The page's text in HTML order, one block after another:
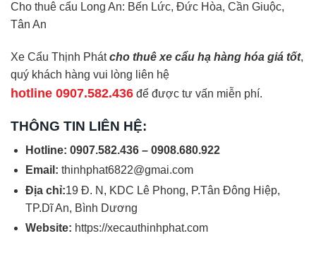
Cho thuê cẩu Long An: Bến Lức, Đức Hòa, Cần Giuộc,
Tân An
Xe Cẩu Thịnh Phátcho thuê xe cẩu hạ hàng hóa giá tốt,
quý khách hàng vui lòng liên hệ
hotline 0907.582.436 để được tư vấn miễn phí.
THÔNG TIN LIÊN HỆ:
Hotline: 0907.582.436 – 0908.680.922
Email: thinhphat6822@gmai.com
Địa chỉ:19 Đ. N, KDC Lê Phong, P.Tân Đông Hiệp,
TP.Dĩ An, Bình Dương
Website: https://xecauthinhphat.com